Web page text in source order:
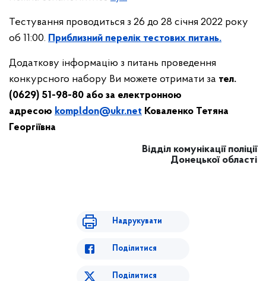
Тестування проводиться з 26 до 28 січня 2022 року
об 11:00. Приблизний перелік тестових питань.
Додаткову інформацію з питань проведення
конкурсного набору Ви можете отримати за тел.
(0629) 51-98-80 або за електронною
адресою kompldon@ukr.net Коваленко Тетяна
Георгіївна
Відділ комунікації поліції
Донецької області
Надрукувати
Поділитися
Поділитися